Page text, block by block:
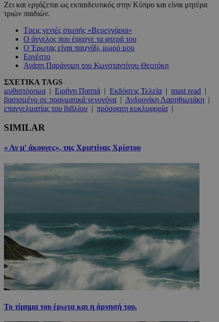
Ζει και εργάζεται ως εκπαιδευτικός στην Κύπρο και είναι μητέρα
τριών παιδιών.
Τρεις γενιές σιωπής «Βερεγγάρια»
Ο άγγελος που έψαχνε τα φτερά του
Ο Έρωτας είναι παιχνίδι, μωρό μου
Ερνέστο
Αγάπη Παράνομη του Κωνσταντίνου Θεοτόκη
ΣΧΕΤΙΚΑ TAGS
μυθιστόρημα | Ειρήνη Παππά | Εκδόσεις Τελεία | must read |
βασισμένο σε πραγματικά γεγονόνα | Ανδρονίκη Λασηθιωτάκη |
επαγγελματίας του βιβλίου | πρόσφατη κυκλοφορία |
SIMILAR
« Αν μ' άκουγες», της Χριστίνας Χρίστου
Το τίμημα του έρωτα και η άρνησή του.